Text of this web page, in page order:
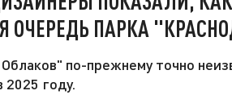
ОЧЕРЕДЬ ПАРКА
по-прежнему точно
году.